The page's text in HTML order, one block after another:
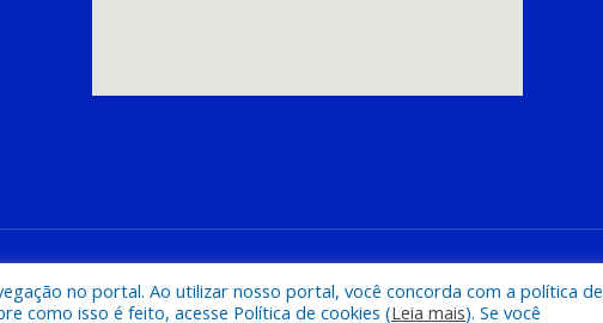
no portal. Ao utilizar nosso portal, você concorda com a política de
como isso é feito, acesse Política de cookies (Leia mais). Se você